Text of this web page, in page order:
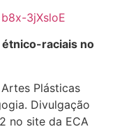
3jXsloE
étnico-raciais no
Plásticas
Divulgação
no site da ECA